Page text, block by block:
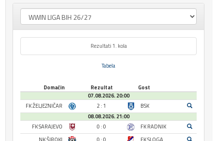
Rezultati 1. kola
Tabela
Domaćin Rezultat
Gost
07.08.2026. 20:00
FK ŽELJEZNIČAR
2 : 1
BSK
08.08.2026. 21:00
FK SARAJEVO
0 : 0
FK RADNIK